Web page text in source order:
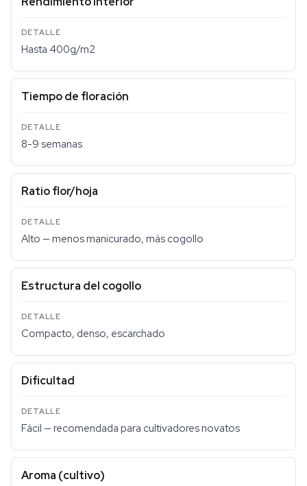
Hasta 400g/m2
Tiempo de floración
8-9 semanas
Ratio flor/hoja
Alto — menos manicurado, más cogollo
Estructura del cogollo
Compacto, denso, escarchado
Dificultad
Fácil — recomendada para cultivadores novatos
Aroma (cultivo)